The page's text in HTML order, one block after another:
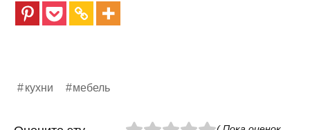
кухни мебель